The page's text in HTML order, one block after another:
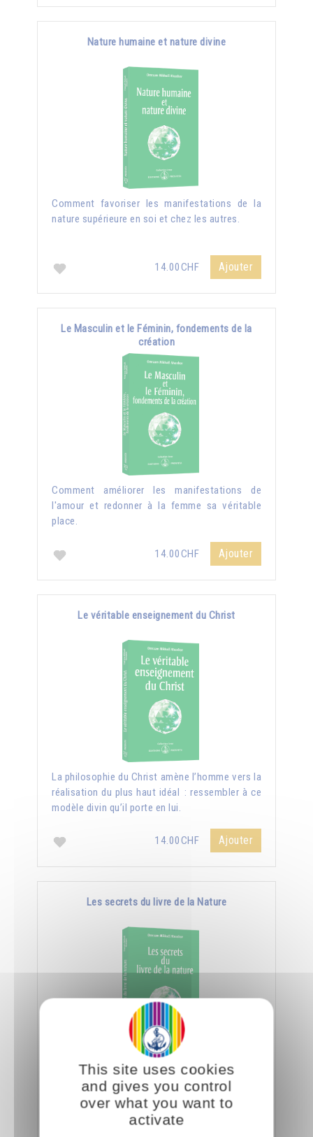
Nature humaine et nature divine
Comment favoriser les manifestations de la
nature supérieure en soi et chez les autres.
14.00CHF Ajouter
Le Masculin et le Féminin, fondements de la
création
Comment améliorer les manifestations de
l'amour et redonner à la femme sa véritable
place.
14.00CHF Ajouter
Le véritable enseignement du Christ
La philosophie du Christ amène l’homme vers la
réalisation du plus haut idéal : ressembler à ce
modèle divin qu’il porte en lui.
14.00CHF Ajouter
Les secrets du livre de la Nature
En spiritualité, lire c'est être capable de
déchiffrer le côté subtil et caché des objets et
des créatures.
14.00CHF
This site uses cookies
and gives you control
over what you want to
activate